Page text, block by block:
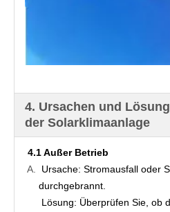
4. Ursachen und
der Solarklimaanlage
4.1 Außer Betrieb
Ursache: Stromausfall oder
durchgebrannt.
Lösung: Überprüfen Sie, ob